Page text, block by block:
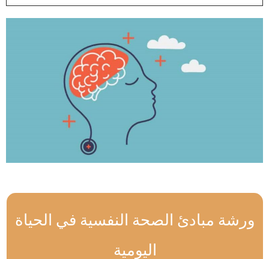
ورشة مبادئ الصحة النفسية في الحياة
اليومية